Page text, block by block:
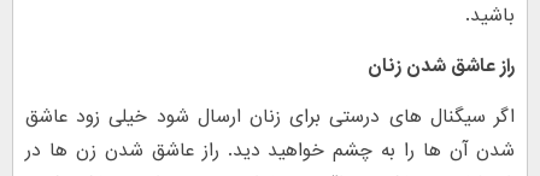
باشید.
راز عاشق شدن زنان
اگر سیگنال های درستی برای زنان ارسال شود خیلی زود عاشق
شدن آن ها را به چشم خواهید دید. راز عاشق شدن زن ها در